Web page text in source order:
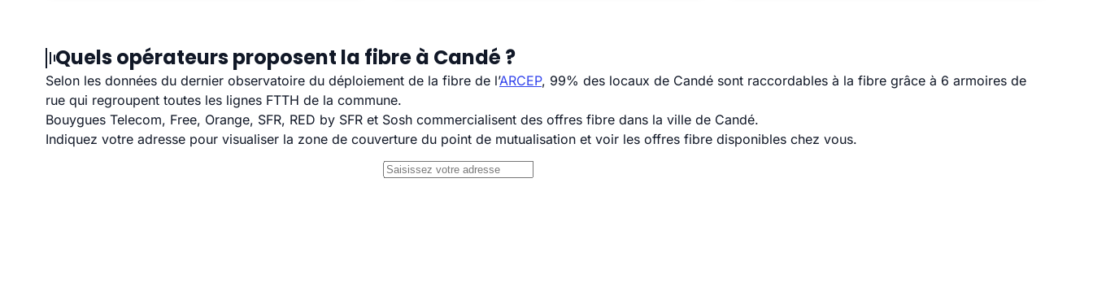
Quels opérateurs proposent la fibre à Candé ?
Selon les données du dernier observatoire du déploiement de la fibre de l’ARCEP, 99% des locaux de Candé sont raccordables à la fibre grâce à 6 armoires de
rue qui regroupent toutes les lignes FTTH de la commune.
Bouygues Telecom, Free, Orange, SFR, RED by SFR et Sosh commercialisent des offres fibre dans la ville de Candé.
Indiquez votre adresse pour visualiser la zone de couverture du point de mutualisation et voir les offres fibre disponibles chez vous.